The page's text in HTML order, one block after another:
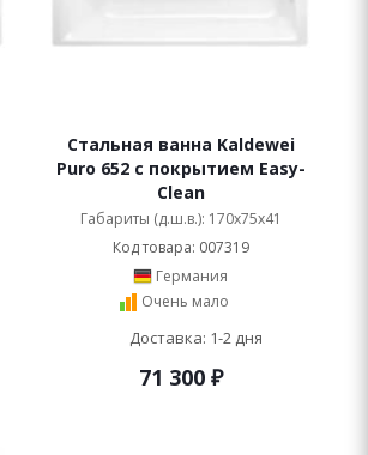
Стальная ванна Kaldewei
Puro 652 с покрытием Easy-
Clean
Габариты (д.ш.в.): 170x75x41
Код товара: 007319
Германия
Очень мало
Доставка: 1-2 дня
71 300₽